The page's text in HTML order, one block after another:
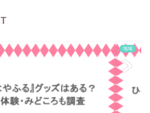
地域